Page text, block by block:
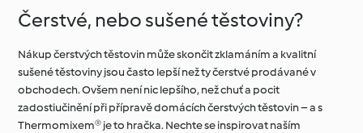
Čerstvé, nebo sušené těstoviny?
Nákup čerstvých těstovin může skončit zklamáním a kvalitní
sušené těstoviny jsou často lepší než ty čerstvé prodávané v
obchodech. Ovšem není nic lepšího, než chuť a pocit
zadostiučinění při přípravě domácích čerstvých těstovin – a s
Thermomixem® je to hračka. Nechte se inspirovat naším